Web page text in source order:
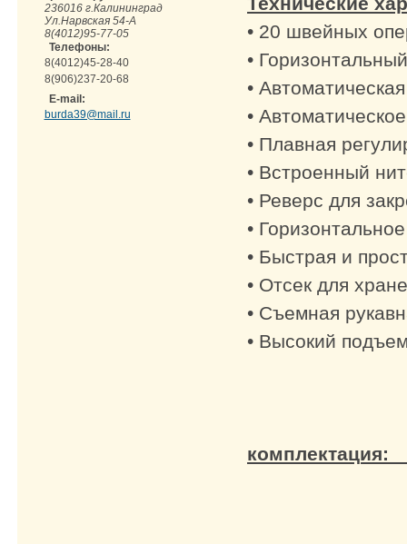
236016 г.Калининград
Ул.Нарвская 54-А
8(4012)95-77-05
Телефоны:
8(4012)45-28-40
8(906)237-20-68
E-mail:
burda39@mail.ru
• 20 швейных
•
•
•
• Плавная
• Встроенный
• Реверс для
•
• Быстрая и
• Отсек для
• Съемная
• Высокий